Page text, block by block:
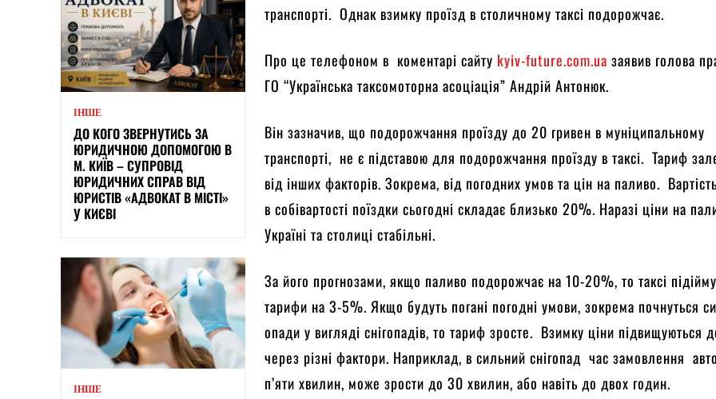
ІНШЕ
ДО КОГО ЗВЕРНУТИСЬ ЗА
ЮРИДИЧНОЮ ДОПОМОГОЮ В
М. КИЇВ – СУПРОВІД
ЮРИДИЧНИХ СПРАВ ВІД
ЮРИСТІВ «АДВОКАТ В МІСТІ»
У КИЄВІ
ІНШЕ
транспорті. Однак взимку проїзд в столичному таксі подорожчає.
Про це телефоном в коментарі сайту kyiv-future.com.ua заявив голова
ГО “Українська таксомоторна асоціація” Андрій Антонюк.
Він зазначив, що подорожчання проїзду до 20 гривен в муніципальному
транспорті, не є підставою для подорожчання проїзду в таксі. Тариф
від інших факторів. Зокрема, від погодних умов та цін на паливо.
в собівартості поїздки сьогодні складає близько 20%. Наразі ціни на
Україні та столиці стабільні.
За його прогнозами, якщо паливо подорожчає на 10-20%, то таксі
тарифи на 3-5%. Якщо будуть погані погодні умови, зокрема почнуться
опади у вигляді снігопадів, то тариф зросте. Взимку ціни підвищуються
через різні фактори. Наприклад, в сильний снігопад час замовлення
п’яти хвилин, може зрости до 30 хвилин, або навіть до двох годин.